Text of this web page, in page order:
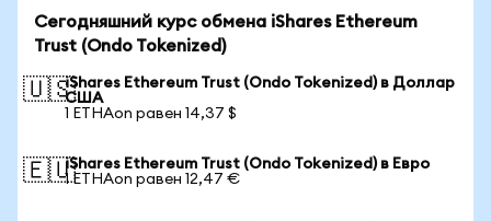
Сегодняшний курс обмена iShares Ethereum
Trust (Ondo Tokenized)
🇺🇸iShares Ethereum Trust (Ondo Tokenized) в Доллар
США
1 ETHAon равен 14,37 $
🇪🇺iShares Ethereum Trust (Ondo Tokenized) в Евро
1 ETHAon равен 12,47 €